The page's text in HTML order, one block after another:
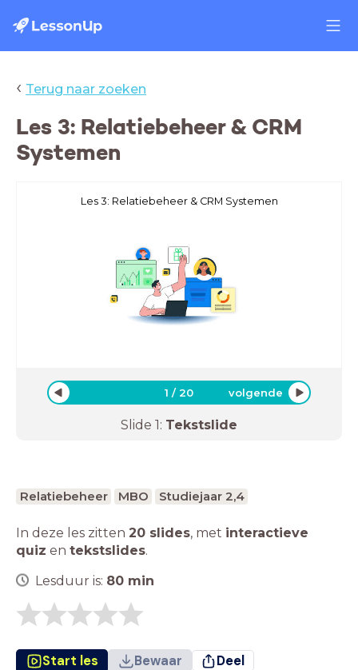
‹ Terug naar zoeken
Les 3: Relatiebeheer & CRM
Systemen
Les 3: Relatiebeheer & CRM Systemen
1 /20 volgende
Slide 1: Tekstslide
Relatiebeheer MBO Studiejaar 2,4
In deze les zitten 20 slides, met interactieve
quiz en tekstslides.
Lesduur is: 80 min
Start les Bewaar Deel